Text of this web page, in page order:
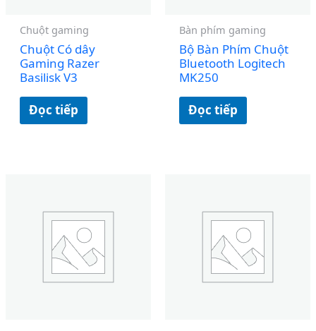
Chuột gaming
Chuột Có dây
Gaming Razer
Basilisk V3
Đọc tiếp
Bàn phím gaming
Bộ Bàn Phím Chuột
Bluetooth Logitech
MK250
Đọc tiếp